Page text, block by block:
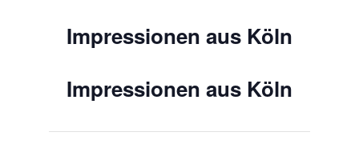
Impressionen aus Köln
Impressionen aus Köln